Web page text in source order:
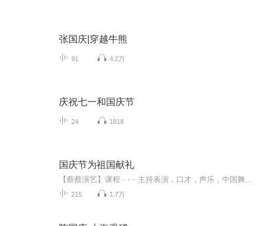
张国庆|穿越牛熊
91 4.2万
庆祝七一和国庆节
24 1818
国庆节为祖国献礼
215 1.7万